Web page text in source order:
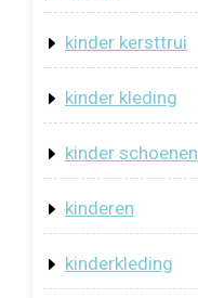
kinder kersttrui
kinder kleding
kinder schoenen
kinderen
kinderkleding